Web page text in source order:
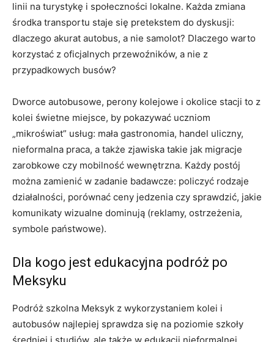
linii na turystykę i społeczności lokalne. Każda zmiana
środka transportu staje się pretekstem do dyskusji:
dlaczego akurat autobus, a nie samolot? Dlaczego warto
korzystać z oficjalnych przewoźników, a nie z
przypadkowych busów?
Dworce autobusowe, perony kolejowe i okolice stacji to z
kolei świetne miejsce, by pokazywać uczniom
„mikroświat” usług: mała gastronomia, handel uliczny,
nieformalna praca, a także zjawiska takie jak migracje
zarobkowe czy mobilność wewnętrzna. Każdy postój
można zamienić w zadanie badawcze: policzyć rodzaje
działalności, porównać ceny jedzenia czy sprawdzić, jakie
komunikaty wizualne dominują (reklamy, ostrzeżenia,
symbole państwowe).
Dla kogo jest edukacyjna podróż po
Meksyku
Podróż szkolna Meksyk z wykorzystaniem kolei i
autobusów najlepiej sprawdza się na poziomie szkoły